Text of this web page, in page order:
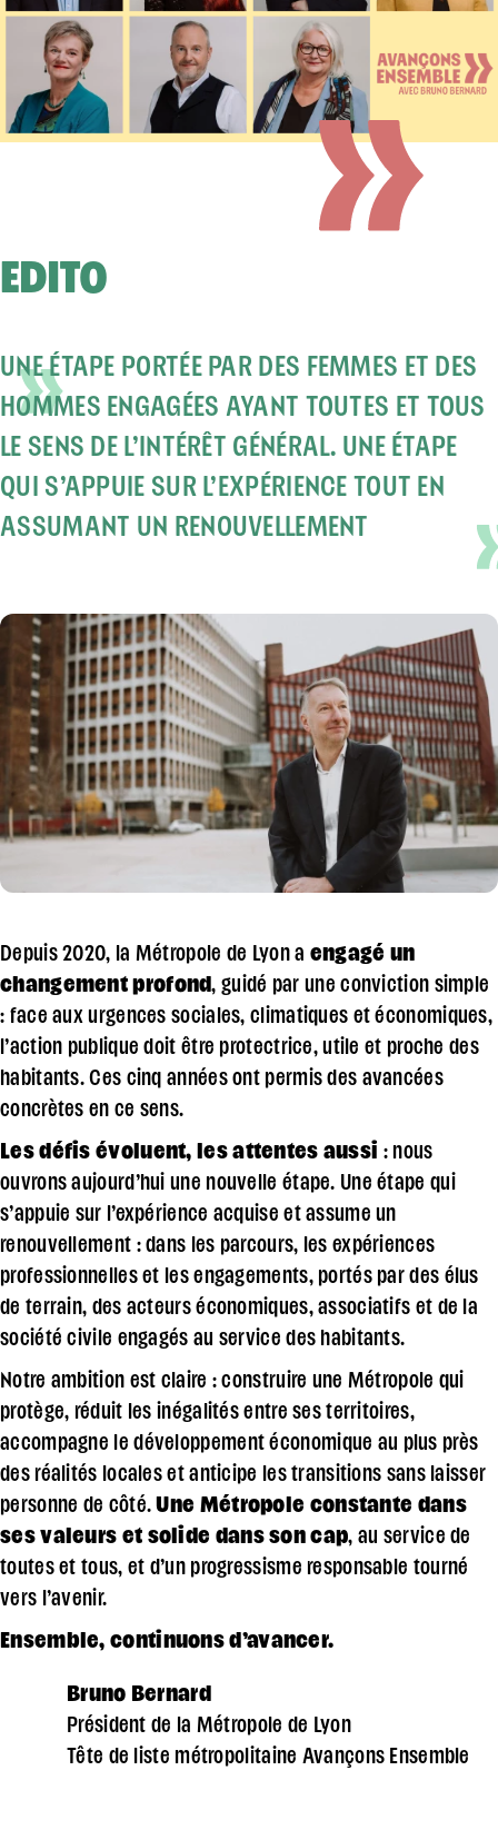
EDITO
UNE ÉTAPE PORTÉE PAR DES FEMMES ET DES
HOMMES ENGAGÉES AYANT TOUTES ET TOUS
LE SENS DE L’INTÉRÊT GÉNÉRAL. UNE ÉTAPE
QUI S’APPUIE SUR L’EXPÉRIENCE TOUT EN
ASSUMANT UN RENOUVELLEMENT
Depuis 2020, la Métropole de Lyon a engagé un
changement profond, guidé par une conviction simple
: face aux urgences sociales, climatiques et économiques,
l’action publique doit être protectrice, utile et proche des
habitants. Ces cinq années ont permis des avancées
concrètes en ce sens.
Les défis évoluent, les attentes aussi : nous
ouvrons aujourd’hui une nouvelle étape. Une étape qui
s’appuie sur l’expérience acquise et assume un
renouvellement : dans les parcours, les expériences
professionnelles et les engagements, portés par des élus
de terrain, des acteurs économiques, associatifs et de la
société civile engagés au service des habitants.
Notre ambition est claire : construire une Métropole qui
protège, réduit les inégalités entre ses territoires,
accompagne le développement économique au plus près
des réalités locales et anticipe les transitions sans laisser
personne de côté.Une Métropole constante dans
ses valeurs et solide dans son cap, au service de
toutes et tous, et d’un progressisme responsable tourné
vers l’avenir.
Ensemble, continuons d’avancer.
Bruno Bernard
Président de la Métropole de Lyon
Tête de liste métropolitaine Avançons Ensemble